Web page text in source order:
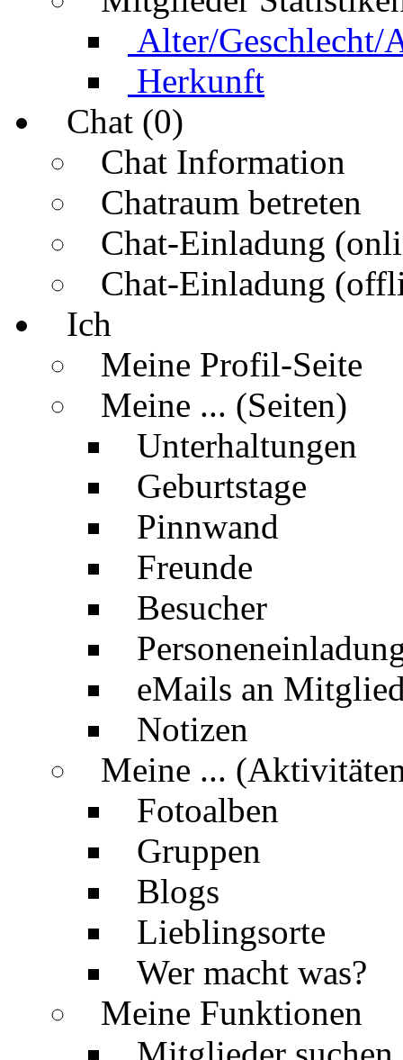
Alter/Geschlecht/
Herkunft
Chat (0)
Chat Information
Chatraum betreten
Chat-Einladung
Chat-Einladung
Ich
Meine Profil-Seite
Meine ... (Seiten)
Unterhaltungen
Geburtstage
Pinnwand
Freunde
Besucher
eMails an
Notizen
Meine ...
Fotoalben
Gruppen
Blogs
Lieblingsorte
Wer macht was?
Meine Funktionen